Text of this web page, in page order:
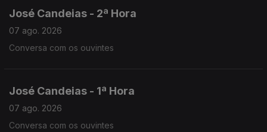
José Candeias - 2ª Hora
07 ago. 2026
Conversa com os ouvintes
José Candeias - 1ª Hora
07 ago. 2026
Conversa com os ouvintes